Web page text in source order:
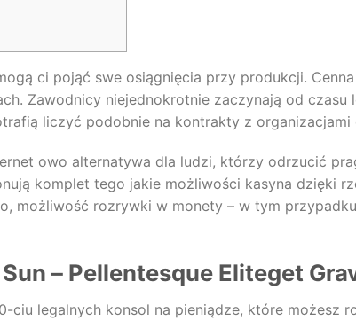
ci pojąć swe osiągnięcia przy produkcji.
Zawodnicy niejednokrotnie zaczynają od
liczyć podobnie na kontrakty z
owo alternatywa dla ludzi, którzy odrzucić
komplet tego jakie możliwości kasyna dzięki
możliwość rozrywki w monety – w tym
– Pellentesque Eliteget
ciu legalnych konsol na pieniądze, które możesz